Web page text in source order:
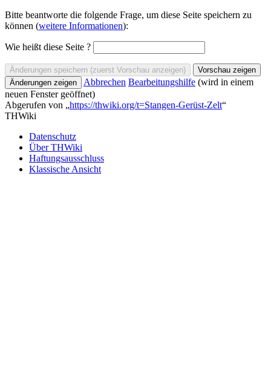
Bitte beantworte die folgende Frage, um diese Seite speichern zu
können (weitere Informationen):
Wie heißt diese Seite ?
Abbrechen Bearbeitungshilfe (wird in einem
neuen Fenster geöffnet)
Abgerufen von „https://thwiki.org/t=Stangen-Gerüst-Zelt“
THWiki
Datenschutz
Über THWiki
Haftungsausschluss
Klassische Ansicht